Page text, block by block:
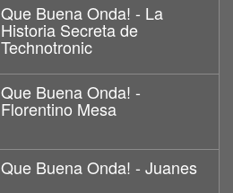
Que Buena Onda! - La
Historia Secreta de
Technotronic
Que Buena Onda! -
Florentino Mesa
Que Buena Onda! - Juanes